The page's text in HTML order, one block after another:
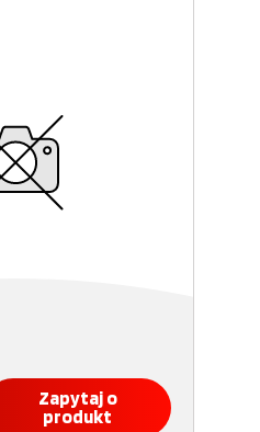
Zapytaj o
produkt